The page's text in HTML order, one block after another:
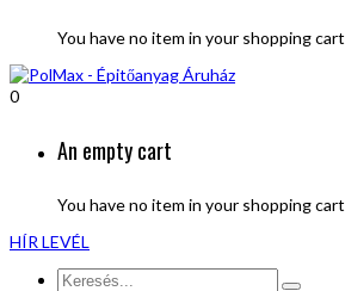
You have no item in your shopping cart
0
An empty cart
You have no item in your shopping cart
HÍR LEVÉL